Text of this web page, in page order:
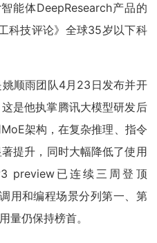
能体DeepResearch产品的
科技评论》全球35岁以下科
顺雨团队4月23日发布并开
是他执掌腾讯大模型研发后
架构，在复杂推理、指令
提升，同时大幅降低了使用
preview已连续三周登顶
用和编程场景分列第一、第
量仍保持榜首。